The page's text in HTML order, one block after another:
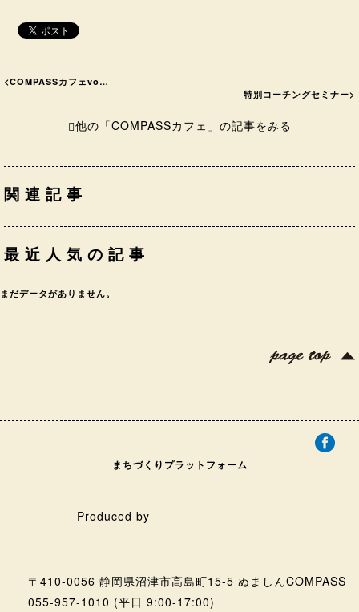
<COMPASSカフェvo…
特別コーチングセミナー>
他の「COMPASSカフェ」の記事をみる
関連記事
最近人気の記事
まだデータがありません。
まちづくりプラットフォーム
Produced by
〒410-0056 静岡県沼津市高島町15-5 ぬましんCOMPASS
055-957-1010 (平日 9:00-17:00)